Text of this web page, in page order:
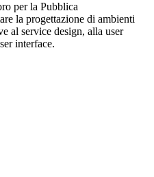
per la Pubblica
la progettazione di ambienti
al service design, alla user
interface.